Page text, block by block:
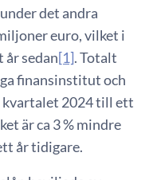
det andra
euro, vilket i
år sedan[1]. Totalt
finansinstitut och
2024 till ett
är ca 3 % mindre
år tidigare.